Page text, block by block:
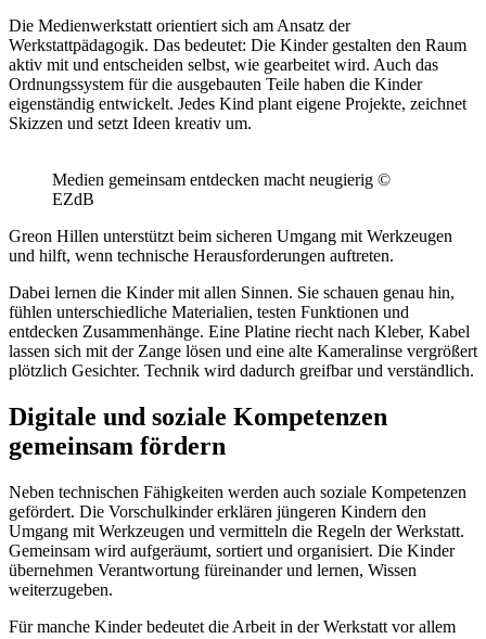
Die Medienwerkstatt orientiert sich am Ansatz der
Werkstattpädagogik. Das bedeutet: Die Kinder gestalten den Raum
aktiv mit und entscheiden selbst, wie gearbeitet wird. Auch das
Ordnungssystem für die ausgebauten Teile haben die Kinder
eigenständig entwickelt. Jedes Kind plant eigene Projekte, zeichnet
Skizzen und setzt Ideen kreativ um.
Medien gemeinsam entdecken macht neugierig ©
EZdB
Greon Hillen unterstützt beim sicheren Umgang mit Werkzeugen
und hilft, wenn technische Herausforderungen auftreten.
Dabei lernen die Kinder mit allen Sinnen. Sie schauen genau hin,
fühlen unterschiedliche Materialien, testen Funktionen und
entdecken Zusammenhänge. Eine Platine riecht nach Kleber, Kabel
lassen sich mit der Zange lösen und eine alte Kameralinse vergrößert
plötzlich Gesichter. Technik wird dadurch greifbar und verständlich.
Digitale und soziale Kompetenzen
gemeinsam fördern
Neben technischen Fähigkeiten werden auch soziale Kompetenzen
gefördert. Die Vorschulkinder erklären jüngeren Kindern den
Umgang mit Werkzeugen und vermitteln die Regeln der Werkstatt.
Gemeinsam wird aufgeräumt, sortiert und organisiert. Die Kinder
übernehmen Verantwortung füreinander und lernen, Wissen
weiterzugeben.
Für manche Kinder bedeutet die Arbeit in der Werkstatt vor allem